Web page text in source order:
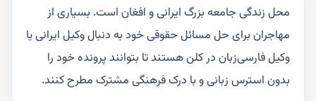
محل زندگی جامعه بزرگ ایرانی و افغان است. بسیاری از
مهاجران برای حل مسائل حقوقی خود به دنبال وکیل ایرانی یا
وکیل فارسی‌زبان در کلن هستند تا بتوانند پرونده خود را
بدون استرس زبانی و با درک فرهنگی مشترک مطرح کنند.